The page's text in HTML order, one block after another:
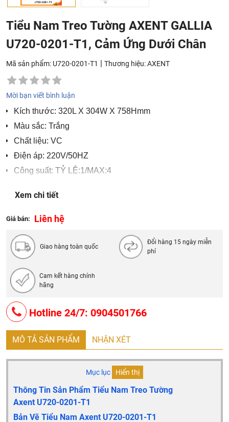
Tiểu Nam Treo Tường AXENT GALLIA
U720-0201-T1, Cảm Ứng Dưới Chân
Mã sản phẩm: U720-0201-T1 | Thương hiệu:AXENT
Mời bạn viết bình luận
Kích thước: 320L X 304W X 758Hmm
Màu sắc: Trắng
Chất liệu: VC
Điện áp: 220V/50HZ
Công suất: TỶ LỆ:1/MAX:4
Xuất xứ: Thụy Sỹ
Xem chi tiết
Giá bán: Liên hệ
Giao hàng toàn quốc
Đổi hàng 15 ngày miễn
phí
Cam kết hàng chính
hãng
Hotline 24/7: 0904501766
MÔ TẢ SẢN PHẨM NHẬN XÉT
Mục lục Hiển thị
Thông Tin Sản Phẩm Tiểu Nam Treo Tường
Axent U720-0201-T1
Bản Vẽ Tiểu Nam Axent U720-0201-T1